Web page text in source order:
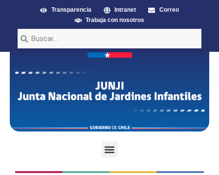
Transparencia Intranet
Correo
Trabaja con nosotros